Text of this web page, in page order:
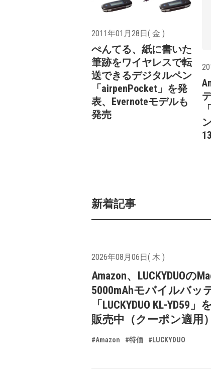
2011年01月28日( 金 )
ぺんてる、紙に書いた
筆跡をワイヤレスで転
送できるデジタルペン
「airpenPocket」を発
表、Evernoteモデルも
発売
新着記事
2026年08月06日( 木 )
Amazon、LUCKYDUOの
5000mAhモバイルバッ
「LUCKYDUO KL-YD59
販売中（クーポン適用）
#Amazon #特価 #LUCKYDUO